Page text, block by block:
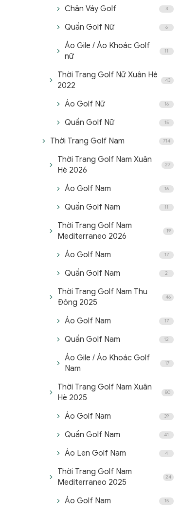
Chân Váy Golf 3
Quần Golf Nữ 6
Áo Gile / Áo Khoác Golf
nữ
11
Thời Trang Golf Nữ Xuân Hè
2022
43
Áo Golf Nữ 16
Quần Golf Nữ 15
Thời Trang Golf Nam 714
Thời Trang Golf Nam Xuân
Hè 2026
27
Áo Golf Nam 16
Quần Golf Nam 11
Thời Trang Golf Nam
Mediterraneo 2026
19
Áo Golf Nam 17
Quần Golf Nam 2
Thời Trang Golf Nam Thu
Đông 2025
46
Áo Golf Nam 17
Quần Golf Nam 12
Áo Gile / Áo Khoác Golf
Nam
17
Thời Trang Golf Nam Xuân
Hè 2025
80
Áo Golf Nam 39
Quần Golf Nam 41
Áo Len Golf Nam 4
Thời Trang Golf Nam
Mediterraneo 2025
24
Áo Golf Nam 15